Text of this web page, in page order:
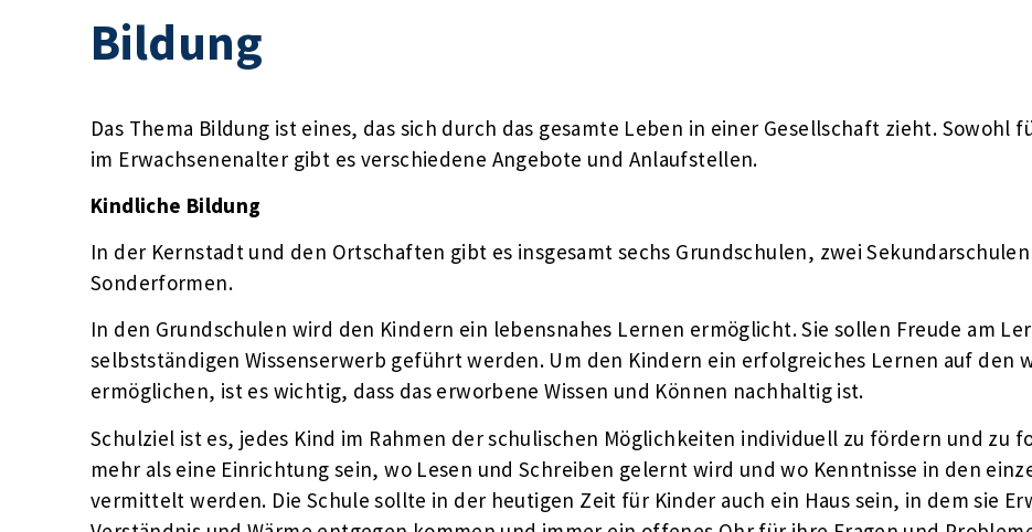
Bildung
Das Thema Bildung ist eines, das sich durch das gesamte Leben in einer Gesellschaft zieht. Sowohl
im Erwachsenenalter gibt es verschiedene Angebote und Anlaufstellen.
Kindliche Bildung
In der Kernstadt und den Ortschaften gibt es insgesamt sechs Grundschulen, zwei
Sonderformen.
In den Grundschulen wird den Kindern ein lebensnahes Lernen ermöglicht. Sie sollen Freude am
selbstständigen Wissenserwerb geführt werden. Um den Kindern ein erfolgreiches Lernen auf den
ermöglichen, ist es wichtig, dass das erworbene Wissen und Können nachhaltig ist.
Schulziel ist es, jedes Kind im Rahmen der schulischen Möglichkeiten individuell zu fördern und zu
mehr als eine Einrichtung sein, wo Lesen und Schreiben gelernt wird und wo Kenntnisse in den
vermittelt werden. Die Schule sollte in der heutigen Zeit für Kinder auch ein Haus sein, in dem sie